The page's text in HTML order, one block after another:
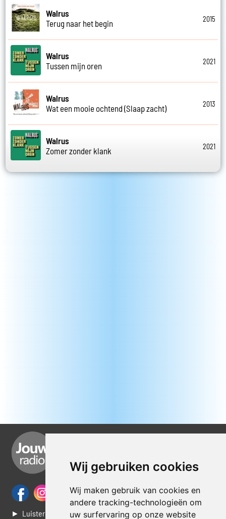
Wij gebruiken cookies
Wij maken gebruik van cookies en
andere tracking-technologieën om
uw surfervaring op onze website
Walrus
Terug naar het begin
2015
Walrus
Tussen mijn oren
2021
Walrus
Wat een mooie ochtend (Slaap zacht)
2013
Walrus
Zomer zonder klank
2021
► Luisteren naar Jouwradio